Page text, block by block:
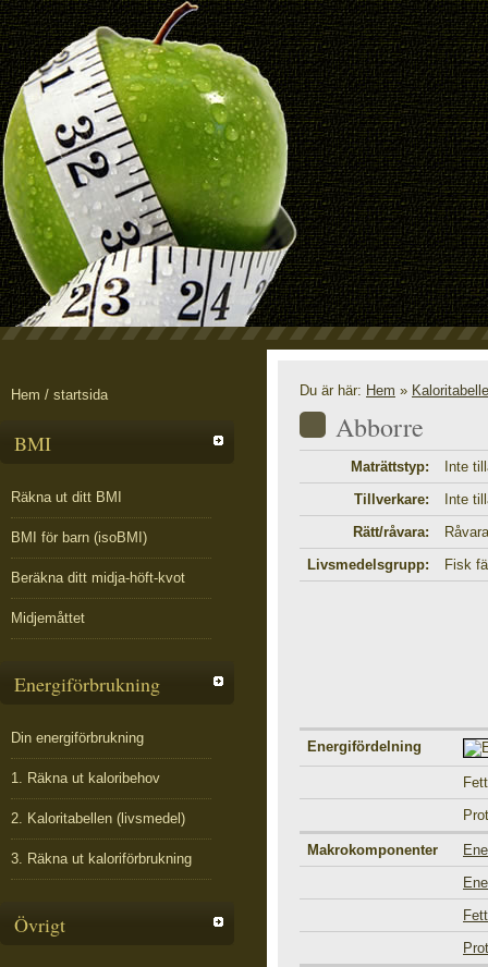
Hem / startsida
BMI
Räkna ut ditt BMI
BMI för barn (isoBMI)
Beräkna ditt midja-höft-kvot
Midjemåttet
Energiförbrukning
Din energiförbrukning
1. Räkna ut kaloribehov
2. Kaloritabellen (livsmedel)
3. Räkna ut kaloriförbrukning
Övrigt
Du är här: Hem »
Abborre
Maträttstyp:
Inte
Tillverkare:
Inte
Rätt/råvara:
Råvara
Livsmedelsgrupp:
Fisk
Energifördelning
Fett
Makrokomponenter
Fett